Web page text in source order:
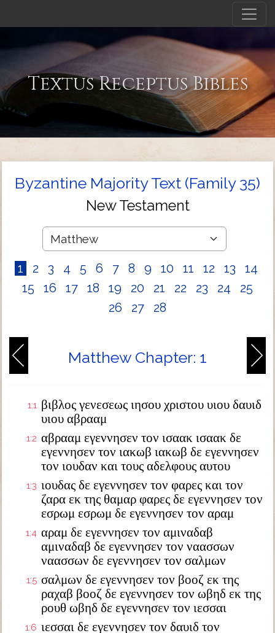
Textus Receptus Bibles
Byzantine Majority Text (Family 35)
New Testament
1 2 3 4 5 6 7 8 9 10 11 12 13
14
15
16 17 18 19 20 21 22 23 24
25
26
27 28
Matthew Chapter: 1
1:1 βιβλος γενεσεως ιησου χριστου υιου δαυιδ
υιου αβρααμ
1:2 αβρααμ εγεννησεν τον ισαακ ισαακ δε
εγεννησεν τον ιακωβ ιακωβ δε εγεννησεν
τον ιουδαν και τους αδελφους αυτου
1:3 ιουδας δε εγεννησεν τον φαρες και τον
ζαρα εκ της θαμαρ φαρες δε εγεννησεν τον
εσρωμ εσρωμ δε εγεννησεν τον αραμ
1:4 αραμ δε εγεννησεν τον αμιναδαβ
αμιναδαβ δε εγεννησεν τον ναασσων
ναασσων δε εγεννησεν τον σαλμων
1:5 σαλμων δε εγεννησεν τον βοοζ εκ της
ραχαβ βοοζ δε εγεννησεν τον ωβηδ εκ της
ρουθ ωβηδ δε εγεννησεν τον ιεσσαι
1:6 ιεσσαι δε εγεννησεν τον δαυιδ τον